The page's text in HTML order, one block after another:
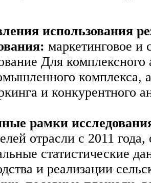
использования
маркетинговое и
Для комплексного
комплекса,
и конкурентного
рамки
отрасли с 2011
статистические
и реализации